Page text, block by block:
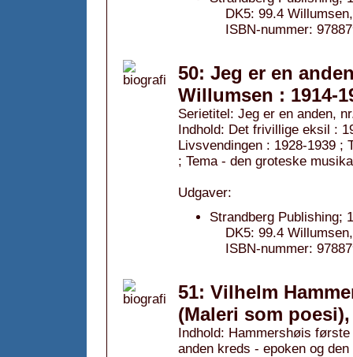
DK5: 99.4
ISBN-nummer:
50: Jeg er en
Willumsen : 1914-
Serietitel: Jeg er en anden,
Indhold: Det frivillige eksil :
Livsvendingen : 1928-1939 ;
; Tema - den groteske
Udgaver:
Strandberg Publishing;
DK5: 99.4
ISBN-nummer:
51: Vilhelm
(Maleri som poesi),
Indhold: Hammershøis
anden kreds - epoken og